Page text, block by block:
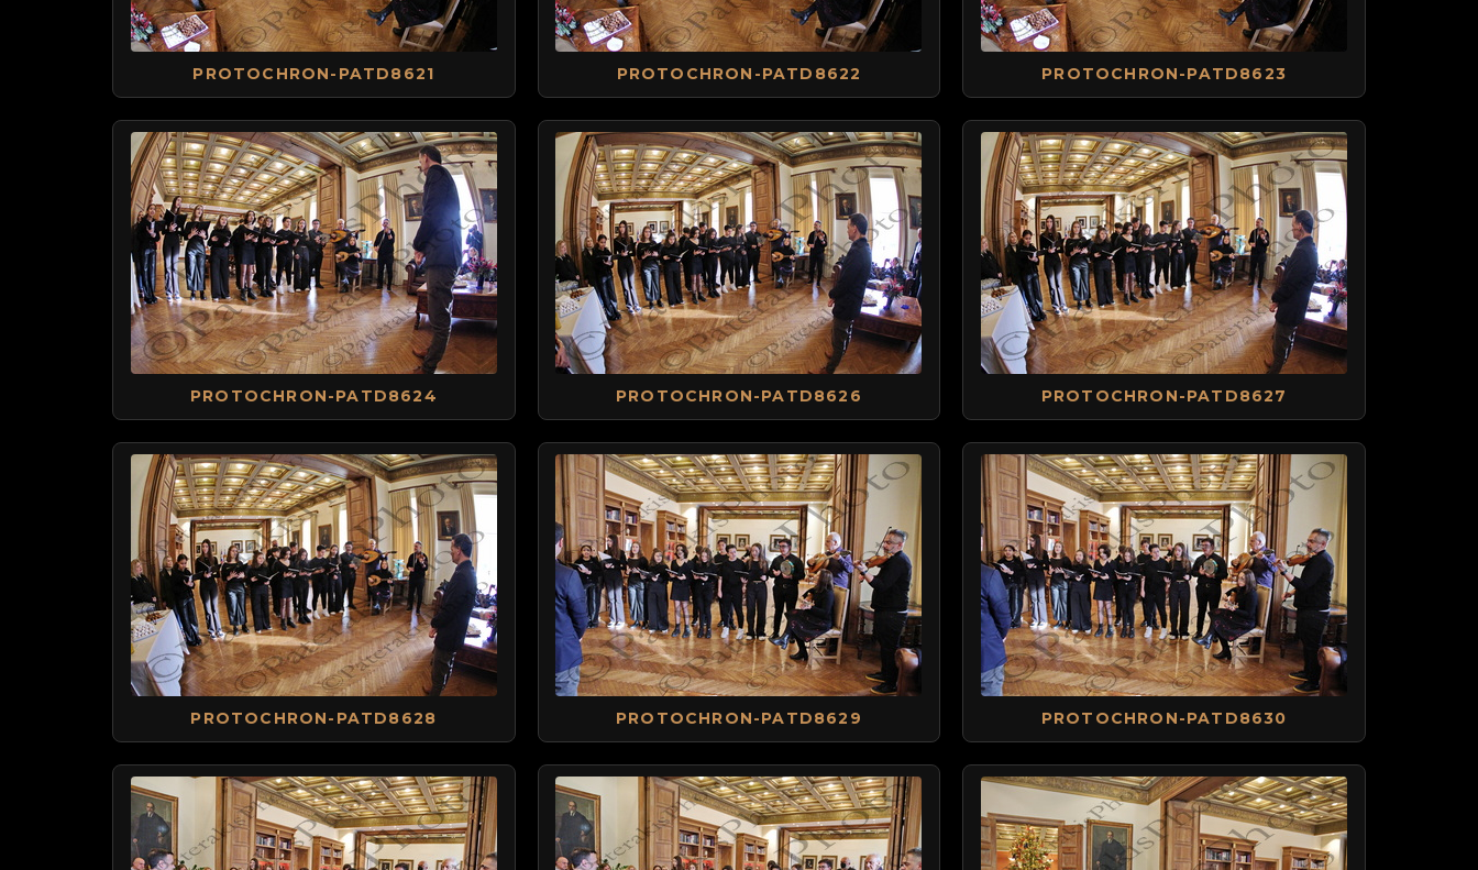
PROTOCHRON-PATD8621 PROTOCHRON-PATD8622 PROTOCHRON-PATD8623
PROTOCHRON-PATD8624 PROTOCHRON-PATD8626 PROTOCHRON-PATD8627
PROTOCHRON-PATD8628 PROTOCHRON-PATD8629 PROTOCHRON-PATD8630